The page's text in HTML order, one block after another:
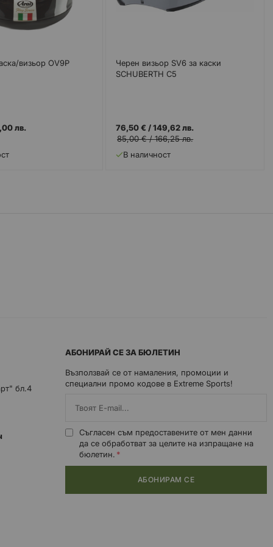
визьор OV9P
лв.
Черен визьор SV6 за каски
SCHUBERTH C5
76,50 € /149,62 лв.
85,00 €/166,25 лв.
В наличност
бл.4
АБОНИРАЙ СЕ ЗА БЮЛЕТИН
Възползвай се от намаления, промоции и
специални промо кодове в Extreme Sports!
Съгласен съм предоставените от мен данни
да се обработват за целите на изпращане на
бюлетин.
АБОНИРАМ СЕ